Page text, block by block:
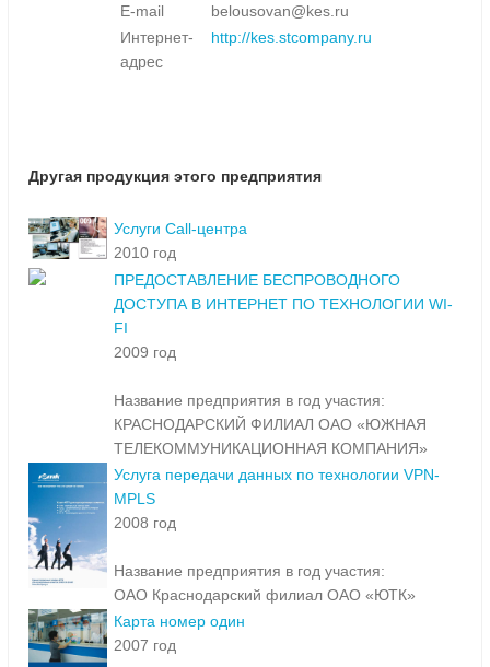
E-mail
belousovan@kes.ru
Интернет-
адрес
http://kes.stcompany.ru
Другая продукция этого предприятия
Услуги Call-центра
2010 год
ПРЕДОСТАВЛЕНИЕ БЕСПРОВОДНОГО
ДОСТУПА В ИНТЕРНЕТ ПО ТЕХНОЛОГИИ WI-
FI
2009 год
Название предприятия в год участия:
КРАСНОДАРСКИЙ ФИЛИАЛ ОАО «ЮЖНАЯ
ТЕЛЕКОММУНИКАЦИОННАЯ КОМПАНИЯ»
Услуга передачи данных по технологии VPN-
MPLS
2008 год
Название предприятия в год участия:
ОАО Краснодарский филиал ОАО «ЮТК»
Карта номер один
2007 год